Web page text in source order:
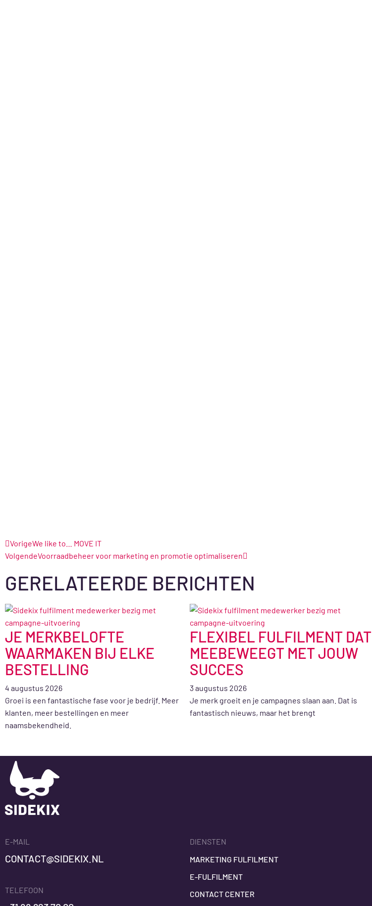
VorigeWe like to… MOVE IT
VolgendeVoorraadbeheer voor marketing en promotie optimaliseren
GERELATEERDE BERICHTEN
JE MERKBELOFTE
WAARMAKEN BIJ ELKE
BESTELLING
4 augustus 2026
Groei is een fantastische fase voor je bedrijf. Meer
klanten, meer bestellingen en meer
naamsbekendheid.
FLEXIBEL FULFILMENT DAT
MEEBEWEEGT MET JOUW
SUCCES
3 augustus 2026
Je merk groeit en je campagnes slaan aan. Dat is
fantastisch nieuws, maar het brengt
E-MAIL
CONTACT@SIDEKIX.NL
TELEFOON
DIENSTEN
MARKETING FULFILMENT
E-FULFILMENT
CONTACT CENTER